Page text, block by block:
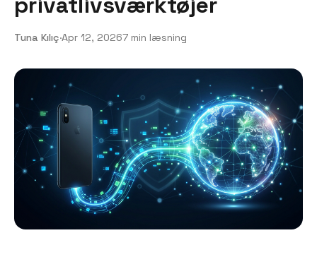
Tuna Kılıç·Apr 12, 20267 min læsning